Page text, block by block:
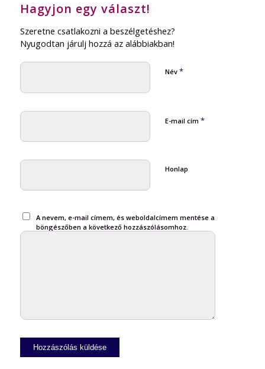
Hagyjon egy választ!
Szeretne csatlakozni a beszélgetéshez?
Nyugodtan járulj hozzá az alábbiakban!
Név *
E-mail cím *
Honlap
A nevem, e-mail címem, és weboldalcímem mentése a
böngészőben a következő hozzászólásomhoz.